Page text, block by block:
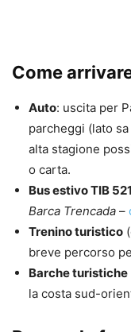
Come
Auto: uscita per
parcheggi (lato sa
alta stagione
o carta.
Bus estivo TIB 521
Barca Trencada –
Trenino turistico
breve percorso
Barche turistiche
la costa sud-